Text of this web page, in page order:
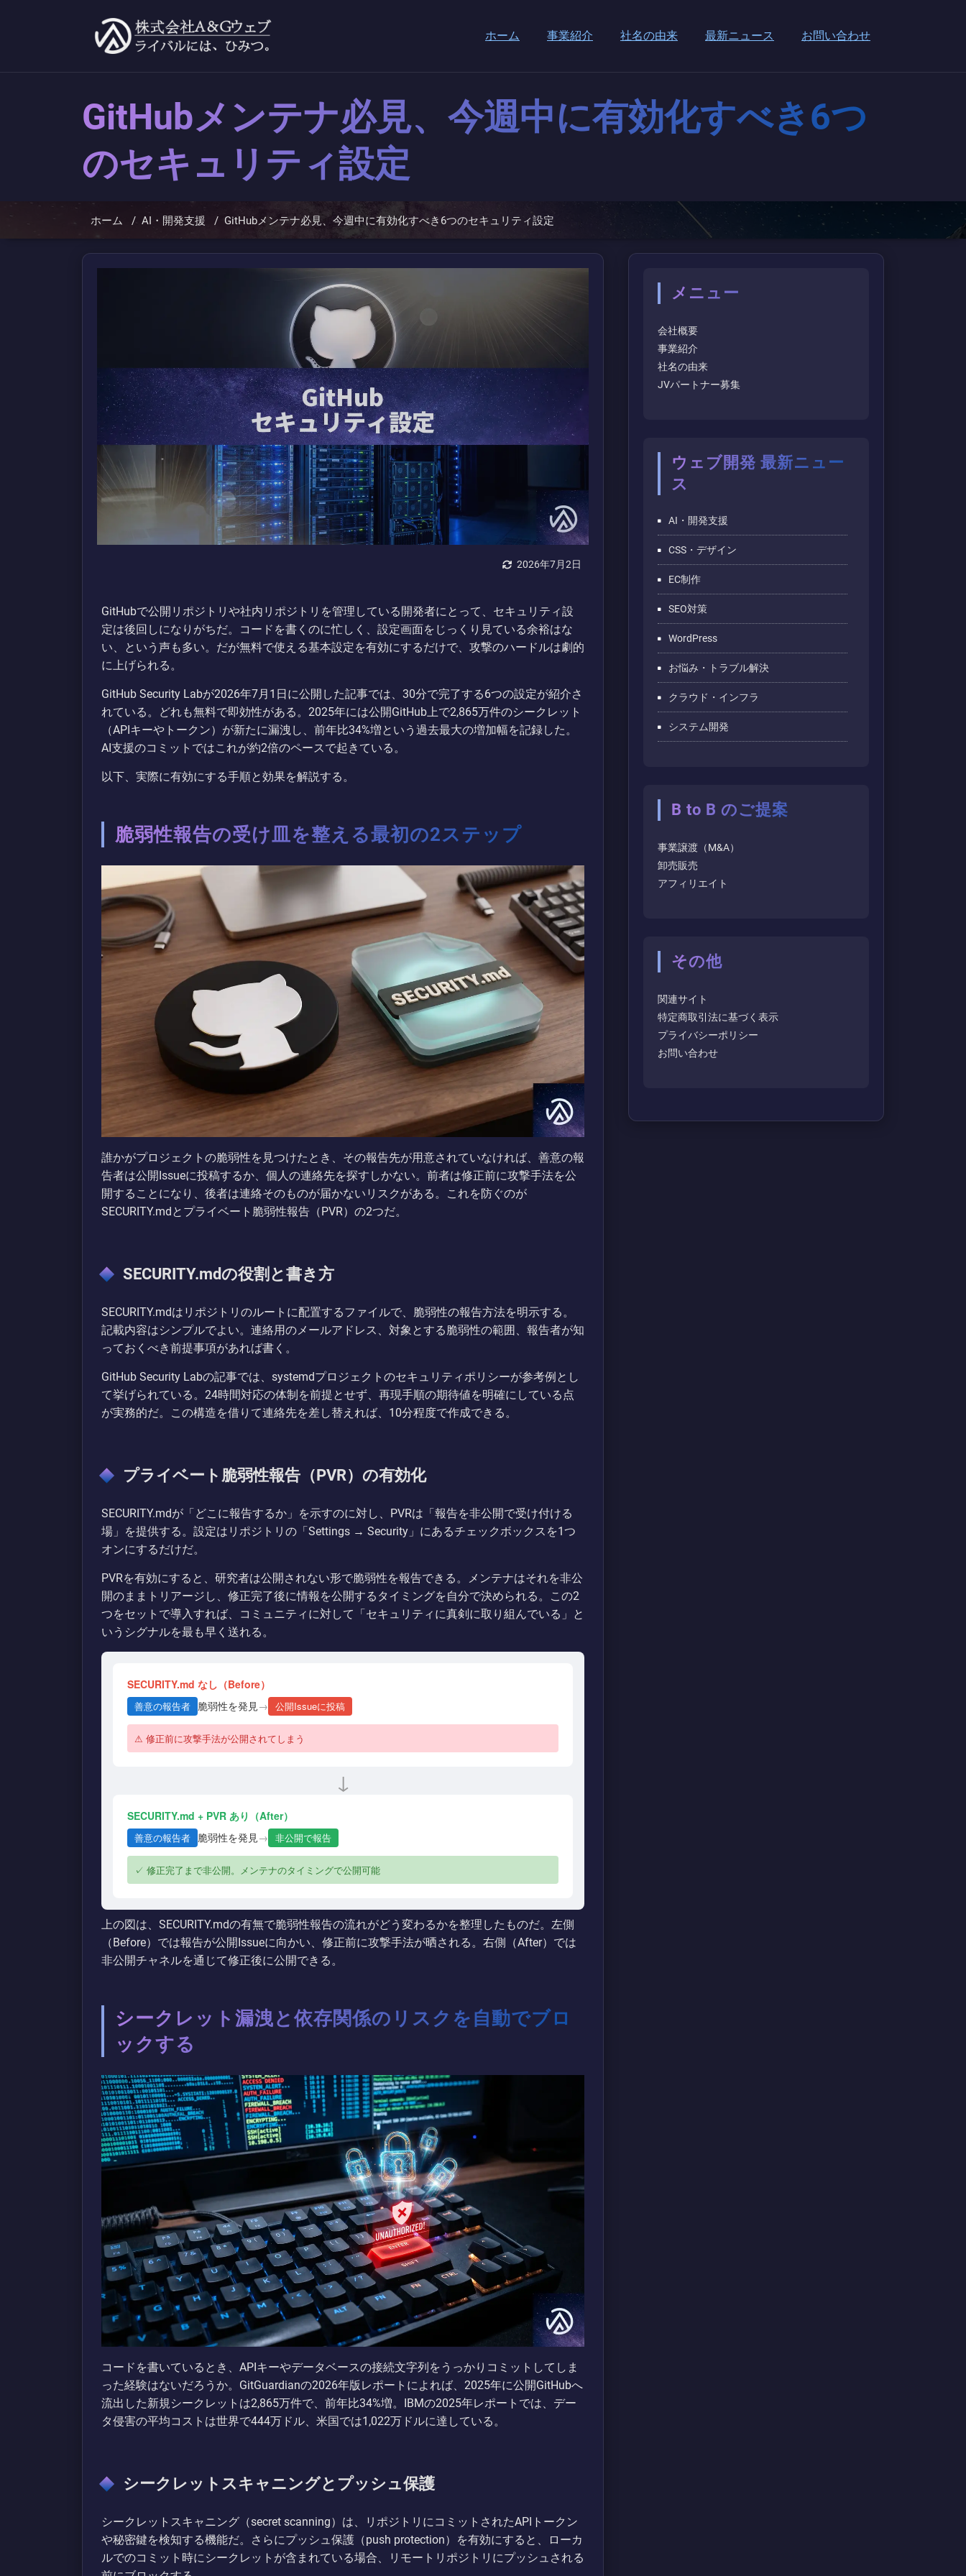
へ
ホーム 事業紹介 社名の由来 最新ニュース お問い合わせ
GitHubメンテナ必見、今週中に有効化すべき6つ
のセキュリティ設定
ホーム / AI・開発支援 / GitHubメンテナ必見、今週中に有効化すべき6つのセキュリティ設定
2026年7月2日
GitHubで公開リポジトリや社内リポジトリを管理している開発者にとって、セキュリティ設
定は後回しになりがちだ。コードを書くのに忙しく、設定画面をじっくり見ている余裕はな
い、という声も多い。だが無料で使える基本設定を有効にするだけで、攻撃のハードルは劇的
に上げられる。
GitHub Security Labが2026年7月1日に公開した記事では、30分で完了する6つの設定が紹介さ
れている。どれも無料で即効性がある。2025年には公開GitHub上で2,865万件のシークレット
（APIキーやトークン）が新たに漏洩し、前年比34%増という過去最大の増加幅を記録した。
AI支援のコミットではこれが約2倍のペースで起きている。
以下、実際に有効にする手順と効果を解説する。
脆弱性報告の受け皿を整える最初の2ステップ
誰かがプロジェクトの脆弱性を見つけたとき、その報告先が用意されていなければ、善意の報
告者は公開Issueに投稿するか、個人の連絡先を探すしかない。前者は修正前に攻撃手法を公
開することになり、後者は連絡そのものが届かないリスクがある。これを防ぐのが
SECURITY.mdとプライベート脆弱性報告（PVR）の2つだ。
SECURITY.mdの役割と書き方
SECURITY.mdはリポジトリのルートに配置するファイルで、脆弱性の報告方法を明示する。
記載内容はシンプルでよい。連絡用のメールアドレス、対象とする脆弱性の範囲、報告者が知
っておくべき前提事項があれば書く。
GitHub Security Labの記事では、systemdプロジェクトのセキュリティポリシーが参考例とし
て挙げられている。24時間対応の体制を前提とせず、再現手順の期待値を明確にしている点
が実務的だ。この構造を借りて連絡先を差し替えれば、10分程度で作成できる。
プライベート脆弱性報告（PVR）の有効化
SECURITY.mdが「どこに報告するか」を示すのに対し、PVRは「報告を非公開で受け付ける
場」を提供する。設定はリポジトリの「Settings → Security」にあるチェックボックスを1つ
オンにするだけだ。
PVRを有効にすると、研究者は公開されない形で脆弱性を報告できる。メンテナはそれを非公
開のままトリアージし、修正完了後に情報を公開するタイミングを自分で決められる。この2
つをセットで導入すれば、コミュニティに対して「セキュリティに真剣に取り組んでいる」と
いうシグナルを最も早く送れる。
SECURITY.md なし（Before）
善意の報告者 脆弱性を発見→ 公開Issueに投稿
⚠ 修正前に攻撃手法が公開されてしまう
↓
SECURITY.md + PVR あり（After）
善意の報告者 脆弱性を発見→ 非公開で報告
✓ 修正完了まで非公開。メンテナのタイミングで公開可能
上の図は、SECURITY.mdの有無で脆弱性報告の流れがどう変わるかを整理したものだ。左側
（Before）では報告が公開Issueに向かい、修正前に攻撃手法が晒される。右側（After）では
非公開チャネルを通じて修正後に公開できる。
シークレット漏洩と依存関係のリスクを自動でブロ
ックする
コードを書いているとき、APIキーやデータベースの接続文字列をうっかりコミットしてしま
った経験はないだろうか。GitGuardianの2026年版レポートによれば、2025年に公開GitHubへ
流出した新規シークレットは2,865万件で、前年比34%増。IBMの2025年レポートでは、デー
タ侵害の平均コストは世界で444万ドル、米国では1,022万ドルに達している。
シークレットスキャニングとプッシュ保護
シークレットスキャニング（secret scanning）は、リポジトリにコミットされたAPIトークン
や秘密鍵を検知する機能だ。さらにプッシュ保護（push protection）を有効にすると、ローカ
ルでのコミット時にシークレットが含まれている場合、リモートリポジトリにプッシュされる
メニュー
会社概要
事業紹介
社名の由来
JVパートナー募集
ウェブ開発 最新ニュー
ス
AI・開発支援
CSS・デザイン
EC制作
SEO対策
WordPress
お悩み・トラブル解決
クラウド・インフラ
システム開発
B to B のご提案
事業譲渡（M&A）
卸売販売
アフィリエイト
その他
関連サイト
特定商取引法に基づく表示
プライバシーポリシー
お問い合わせ